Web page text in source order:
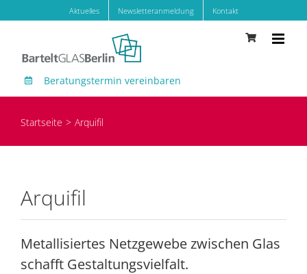
springen
Aktuelles Newsletteranmeldung Kontakt
Beratungstermin vereinbaren
Startseite Arquifil
Arquifil
Metallisiertes Netzgewebe zwischen Glas
schafft Gestaltungsvielfalt.